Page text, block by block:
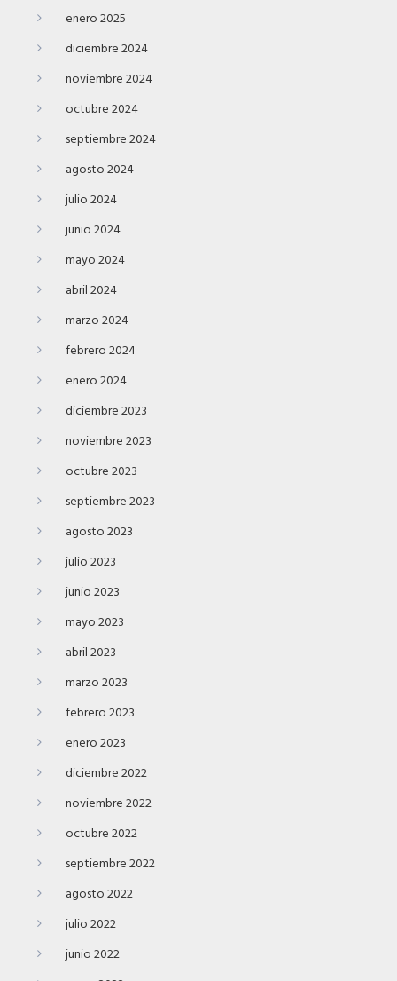
enero 2025
diciembre 2024
noviembre 2024
octubre 2024
septiembre 2024
agosto 2024
julio 2024
junio 2024
mayo 2024
abril 2024
marzo 2024
febrero 2024
enero 2024
diciembre 2023
noviembre 2023
octubre 2023
septiembre 2023
agosto 2023
julio 2023
junio 2023
mayo 2023
abril 2023
marzo 2023
febrero 2023
enero 2023
diciembre 2022
noviembre 2022
octubre 2022
septiembre 2022
agosto 2022
julio 2022
junio 2022